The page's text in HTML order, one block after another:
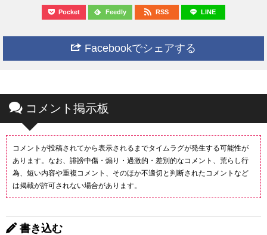
Pocket Feedly RSS LINE
Facebookでシェアする
コメント掲示板
コメントが投稿されてから表示されるまでタイムラグが発生する可能性が
あります。なお、誹謗中傷・煽り・過激的・差別的なコメント、荒らし行
為、短い内容や重複コメント、そのほか不適切と判断されたコメントなど
は掲載が許可されない場合があります。
書き込む